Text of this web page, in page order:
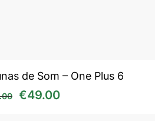
de Som – One Plus 6
O preço original era:
€49.00